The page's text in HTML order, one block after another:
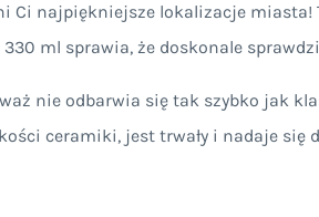
Ci najpiękniejsze lokalizacje
ml sprawia, że doskonale
nie odbarwia się tak szybko jak
ceramiki, jest trwały i nadaje się